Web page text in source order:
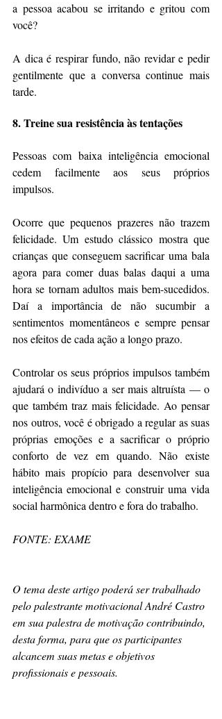
a pessoa acabou se irritando e gritou com
você?
A dica é respirar fundo, não revidar e pedir
gentilmente que a conversa continue mais
tarde.
8. Treine sua resistência às tentações
Pessoas com baixa inteligência emocional
cedem facilmente aos seus próprios
impulsos.
Ocorre que pequenos prazeres não trazem
felicidade. Um estudo clássico mostra que
crianças que conseguem sacrificar uma bala
agora para comer duas balas daqui a uma
hora se tornam adultos mais bem-sucedidos.
Daí a importância de não sucumbir a
sentimentos momentâneos e sempre pensar
nos efeitos de cada ação a longo prazo.
Controlar os seus próprios impulsos também
ajudará o indivíduo a ser mais altruísta — o
que também traz mais felicidade. Ao pensar
nos outros, você é obrigado a regular as suas
próprias emoções e a sacrificar o próprio
conforto de vez em quando. Não existe
hábito mais propício para desenvolver sua
inteligência emocional e construir uma vida
social harmônica dentro e fora do trabalho.
FONTE: EXAME
O tema deste artigo poderá ser trabalhado
pelo palestrante motivacional André Castro
em sua palestra de motivação contribuindo,
desta forma, para que os participantes
alcancem suas metas e objetivos
profissionais e pessoais.